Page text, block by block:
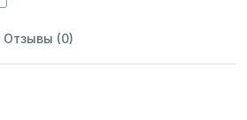
Отзывы (0)